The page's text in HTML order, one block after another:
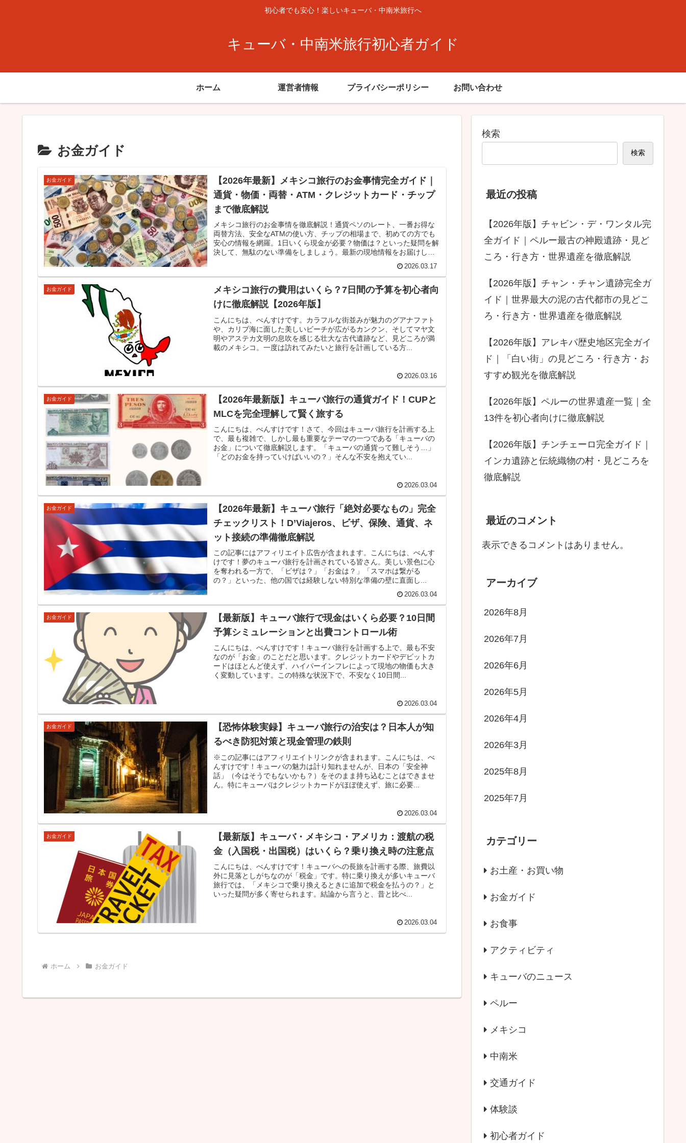
初心者でも安心！楽しいキューバ・中南米旅行へ
キューバ・中南米旅行初心者ガイド
ホーム 運営者情報 プライバシーポリシー お問い合わせ
お金ガイド
お金ガイド
【2026年最新】メキシコ旅行のお金事情完全ガイド｜
通貨・物価・両替・ATM・クレジットカード・チップ
まで徹底解説
メキシコ旅行のお金事情を徹底解説！通貨ペソのレート、一番お得な
両替方法、安全なATMの使い方、チップの相場まで、初めての方でも
安心の情報を網羅。1日いくら現金が必要？物価は？といった疑問を解
決して、無駄のない準備をしましょう。最新の現地情報をお届けしま
2026.03.17
お金ガイド
メキシコ旅行の費用はいくら？7日間の予算を初心者向
けに徹底解説【2026年版】
こんにちは、べんすけです。カラフルな街並みが魅力のグアナファト
や、カリブ海に面した美しいビーチが広がるカンクン、そしてマヤ文
明やアステカ文明の息吹を感じる壮大な古代遺跡など、見どころが満
載のメキシコ。一度は訪れてみたいと旅行を計画している方...
2026.03.16
お金ガイド
【2026年最新版】キューバ旅行の通貨ガイド！CUPと
MLCを完全理解して賢く旅する
こんにちは、べんすけです！さて、今回はキューバ旅行を計画する上
で、最も複雑で、しかし最も重要なテーマの一つである「キューバの
お金」について徹底解説します。「キューバの通貨って難しそう…」
「どのお金を持っていけばいいの？」そんな不安を抱えてい...
2026.03.04
お金ガイド
【2026年最新】キューバ旅行「絶対必要なもの」完全
チェックリスト！D’Viajeros、ビザ、保険、通貨、ネ
ット接続の準備徹底解説
この記事にはアフィリエイト広告が含まれます。こんにちは、べんす
けです！夢のキューバ旅行を計画されている皆さん。美しい景色に心
を奪われる一方で、「ビザは？」「お金は？」「スマホは繋がる
の？」といった、他の国では経験しない特別な準備の壁に直面し...
2026.03.04
お金ガイド
【最新版】キューバ旅行で現金はいくら必要？10日間
予算シミュレーションと出費コントロール術
こんにちは、べんすけです！キューバ旅行を計画する上で、最も不安
なのが「お金」のことだと思います。クレジットカードやデビットカ
ードはほとんど使えず、ハイパーインフレによって現地の物価も大き
く変動しています。この特殊な状況下で、不安なく10日間...
2026.03.04
お金ガイド
【恐怖体験実録】キューバ旅行の治安は？日本人が知
るべき防犯対策と現金管理の鉄則
※この記事にはアフィリエイトリンクが含まれます。こんにちは、べ
んすけです！キューバの魅力は計り知れませんが、日本の「安全神
話」（今はそうでもないかも？）をそのまま持ち込むことはできませ
ん。特にキューバはクレジットカードがほぼ使えず、旅に必要...
2026.03.04
お金ガイド
【最新版】キューバ・メキシコ・アメリカ：渡航の税
金（入国税・出国税）はいくら？乗り換え時の注意点
こんにちは、べんすけです！キューバへの長旅を計画する際、旅費以
外に見落としがちなのが「税金」です。特に乗り換えが多いキューバ
旅行では、「メキシコで乗り換えるときに追加で税金を払うの？」と
いった疑問が多く寄せられます。結論から言うと、昔と比べ...
2026.03.04
ホーム お金ガイド
検索
検索
最近の投稿
【2026年版】チャビン・デ・ワンタル完
全ガイド｜ペルー最古の神殿遺跡・見ど
ころ・行き方・世界遺産を徹底解説
【2026年版】チャン・チャン遺跡完全ガ
イド｜世界最大の泥の古代都市の見どこ
ろ・行き方・世界遺産を徹底解説
【2026年版】アレキパ歴史地区完全ガイ
ド｜「白い街」の見どころ・行き方・お
すすめ観光を徹底解説
【2026年版】ペルーの世界遺産一覧｜全
13件を初心者向けに徹底解説
【2026年版】チンチェーロ完全ガイド｜
インカ遺跡と伝統織物の村・見どころを
徹底解説
最近のコメント
表示できるコメントはありません。
アーカイブ
2026年8月
2026年7月
2026年6月
2026年5月
2026年4月
2026年3月
2025年8月
2025年7月
カテゴリー
お土産・お買い物
お金ガイド
お食事
アクティビティ
キューバのニュース
ペルー
メキシコ
中南米
交通ガイド
体験談
初心者ガイド